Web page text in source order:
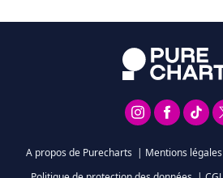
A propos de Purecharts | Mentions légales